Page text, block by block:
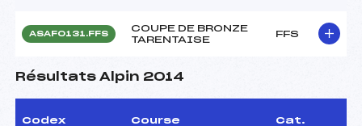
ASAF0131.FFS
COUPE DE BRONZE
TARENTAISE
FFS
Résultats Alpin 2014
Codex Course Cat.